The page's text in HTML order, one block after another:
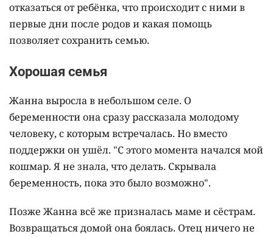
отказаться от ребёнка, что происходит с ними в
первые дни после родов и какая помощь
позволяет сохранить семью.
Хорошая семья
Жанна выросла в небольшом селе. О
беременности она сразу рассказала молодому
человеку, с которым встречалась. Но вместо
поддержки он ушёл. "С этого момента начался мой
кошмар. Я не знала, что делать. Скрывала
беременность, пока это было возможно".
Позже Жанна всё же призналась маме и сёстрам.
Возвращаться домой она боялась. Отец ничего не